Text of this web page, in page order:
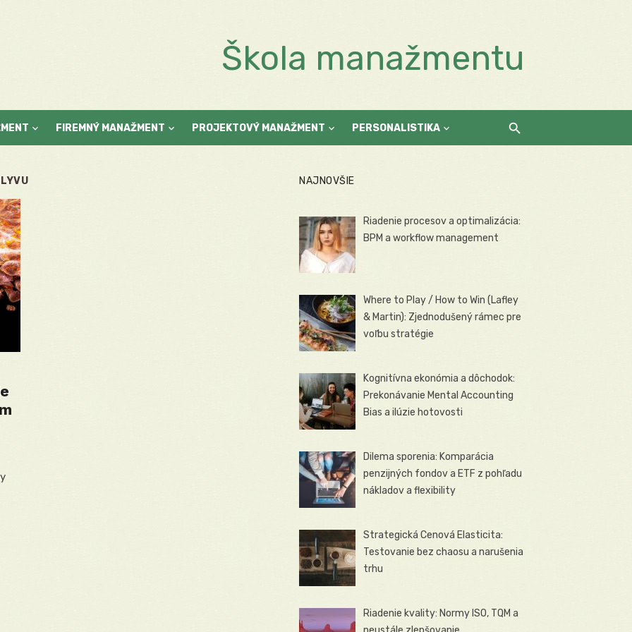
Škola manažmentu
FIREMNÝ MANAŽMENT PROJEKTOVÝ MANAŽMENT PERSONALISTIKA
NAJNOVŠIE
Riadenie procesov a optimalizácia:
BPM a workflow management
Where to Play / How to Win (Lafley
& Martin): Zjednodušený rámec pre
voľbu stratégie
Kognitívna ekonómia a dôchodok:
Prekonávanie Mental Accounting
Bias a ilúzie hotovosti
Dilema sporenia: Komparácia
penzijných fondov a ETF z pohľadu
nákladov a flexibility
Strategická Cenová Elasticita:
Testovanie bez chaosu a narušenia
trhu
Riadenie kvality: Normy ISO, TQM a